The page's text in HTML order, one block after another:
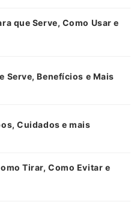
que Serve, Como Usar e
Serve, Benefícios e Mais
Cuidados e mais
Tirar, Como Evitar e